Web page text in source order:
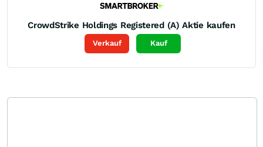
CrowdStrike Holdings Registered (A) Aktie kaufen
Verkauf Kauf